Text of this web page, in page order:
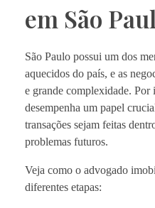
em São
São Paulo possui um dos
aquecidos do país, e as
e grande complexidade. Por
desempenha um papel
transações sejam feitas
problemas futuros.
Veja como o advogado
diferentes etapas: